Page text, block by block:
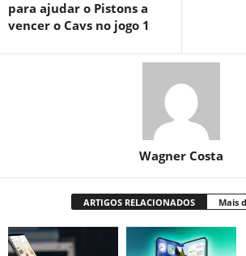
para ajudar o Pistons a
vencer o Cavs no jogo 1
Wagner Costa
ARTIGOS RELACIONADOS Mais